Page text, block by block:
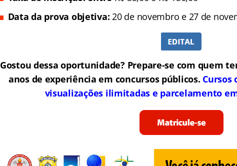
Data da prova objetiva:20 de novembro e 27 de
Gostou dessa oportunidade? Prepare-se com quem
anos de experiência em concursos públicos.
visualizações ilimitadas e parcelamento